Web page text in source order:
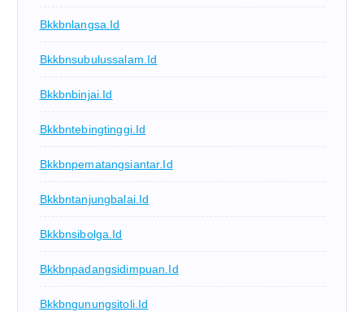
Bkkbnlangsa.id
Bkkbnsubulussalam.id
Bkkbnbinjai.id
Bkkbntebingtinggi.id
Bkkbnpematangsiantar.id
Bkkbntanjungbalai.id
Bkkbnsibolga.id
Bkkbnpadangsidimpuan.id
Bkkbngunungsitoli.id